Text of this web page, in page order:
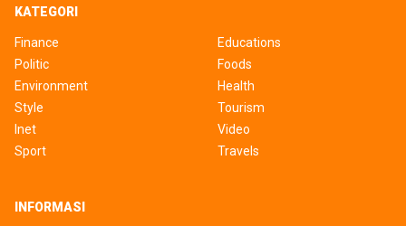
KATEGORI
Finance
Politic
Environment
Style
Inet
Sport
Educations
Foods
Health
Tourism
Video
Travels
INFORMASI